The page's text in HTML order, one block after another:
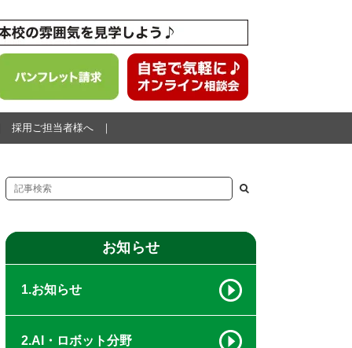
採用ご担当者様へ
お知らせ
1.お知らせ
2.AI・ロボット分野